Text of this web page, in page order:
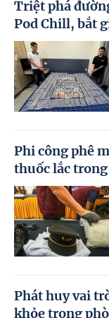
Triệt phá
Pod Chill, bắt
Phi công phê
thuốc lắc
Phát huy vai
khỏe trong